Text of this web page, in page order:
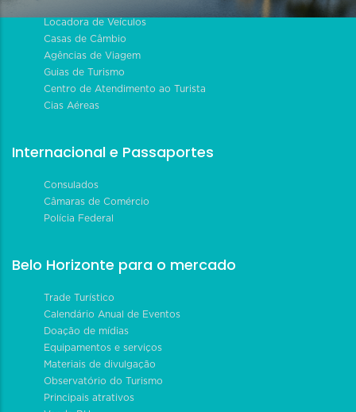
Locadora de Veículos
Casas de Câmbio
Agências de Viagem
Guias de Turismo
Centro de Atendimento ao Turista
Cias Aéreas
Internacional e Passaportes
Consulados
Câmaras de Comércio
Polícia Federal
Belo Horizonte para o mercado
Trade Turístico
Calendário Anual de Eventos
Doação de mídias
Equipamentos e serviços
Materiais de divulgação
Observatório do Turismo
Principais atrativos